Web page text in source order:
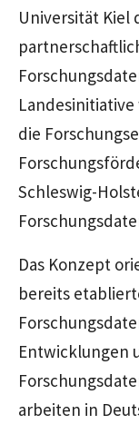
Universität Kiel
die
Schleswig-
Das Konzept
bereits
Entwicklungen
arbeiten in